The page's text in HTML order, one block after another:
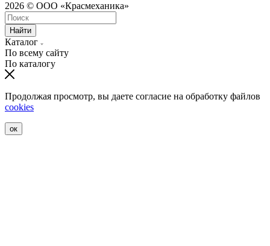
2026 © ООО «Красмеханика»
Найти
Каталог
По всему сайту
По каталогу
Продолжая просмотр, вы даете согласие на обработку файлов
cookies
ок